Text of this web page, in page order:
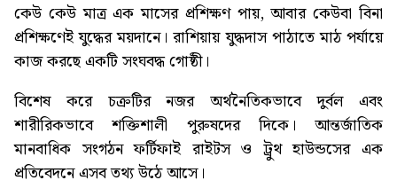
কেউ কেউ মাত্র এক মাসের প্রশিক্ষণ পায়, আবার কেউবা বিনা
প্রশিক্ষণেই যুদ্ধের ময়দানে। রাশিয়ায় যুদ্ধদাস পাঠাতে মাঠ পর্যায়ে
কাজ করছে একটি সংঘবদ্ধ গোষ্ঠী।
বিশেষ করে চক্রটির নজর অর্থনৈতিকভাবে দুর্বল এবং
শারীরিকভাবে শক্তিশালী পুরুষদের দিকে। আন্তর্জাতিক
মানবাধিক সংগঠন ফর্টিফাই রাইটস ও ট্রুথ হাউন্ডসের এক
প্রতিবেদনে এসব তথ্য উঠে আসে।